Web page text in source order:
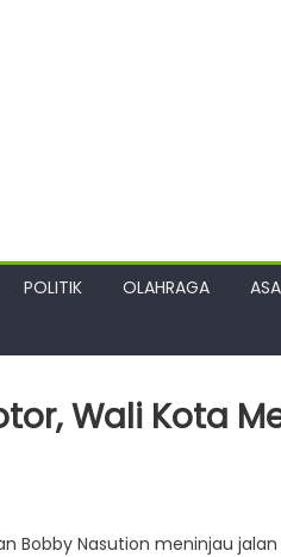
POLITIK OLAHRAGA
Wali Kota
Bobby Nasution meninjau